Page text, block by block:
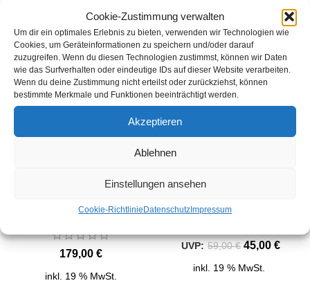
Cookie-Zustimmung verwalten
Um dir ein optimales Erlebnis zu bieten, verwenden wir Technologien wie
Cookies, um Geräteinformationen zu speichern und/oder darauf
zuzugreifen. Wenn du diesen Technologien zustimmst, können wir Daten
wie das Surfverhalten oder eindeutige IDs auf dieser Website verarbeiten.
Wenn du deine Zustimmung nicht erteilst oder zurückziehst, können
bestimmte Merkmale und Funktionen beeinträchtigt werden.
Akzeptieren
Ablehnen
Einstellungen ansehen
Cookie-Richtlinie Datenschutz Impressum
Akku-Geräte
€
inkl. 19 % MwSt.
HONDA
59,00€ 45,00€
inkl. 19 % MwSt.